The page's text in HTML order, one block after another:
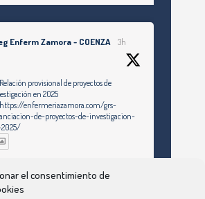
el consentimiento de
Enferm Zamora - COENZA 3h
Relación provisional de proyectos de
en 2025
https://enfermeriazamora.com/grs-
de-proyectos-de-investigacion-